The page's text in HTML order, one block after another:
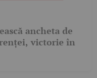
ancheta de
victorie în